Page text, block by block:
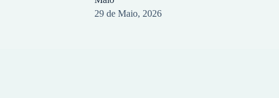
29 de Maio, 2026